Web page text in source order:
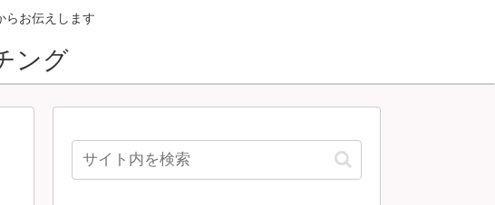
らお伝えします
ング